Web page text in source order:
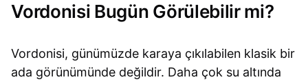
Vordonisi Bugün Görülebilir mi?
Vordonisi, günümüzde karaya çıkılabilen klasik bir
ada görünümünde değildir. Daha çok su altında